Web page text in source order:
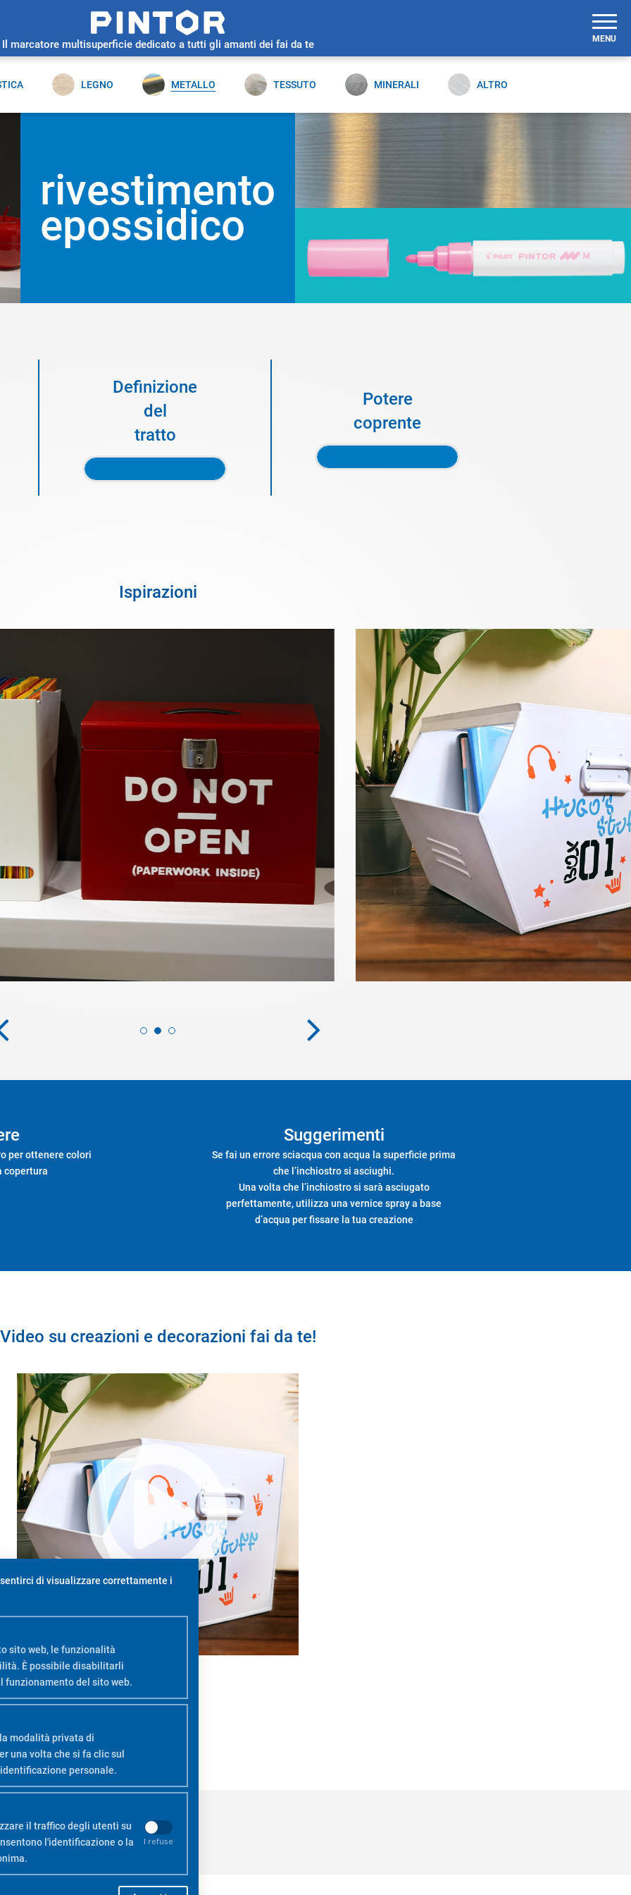
MENU
Il marcatore multisuperficie dedicato a tutti gli amanti dei fai da te
LEGNO METALLO TESSUTO MINERALI ALTRO
rivestimento
epossidico
Definizione
del
tratto
Potere
coprente
Ispirazioni
per ottenere colori
copertura
Suggerimenti
Se fai un errore sciacqua con acqua la superficie prima
che l’inchiostro si asciughi.
Una volta che l’inchiostro si sarà asciugato
perfettamente, utilizza una vernice spray a base
d’acqua per fissare la tua creazione
Video su creazioni e decorazioni fai da te!
di visualizzare correttamente i
sito web, le funzionalità
È possibile disabilitarli
funzionamento del sito web.
modalità privata di
una volta che si fa clic sul
personale.
il traffico degli utenti su
l'identificazione o la
I refuse